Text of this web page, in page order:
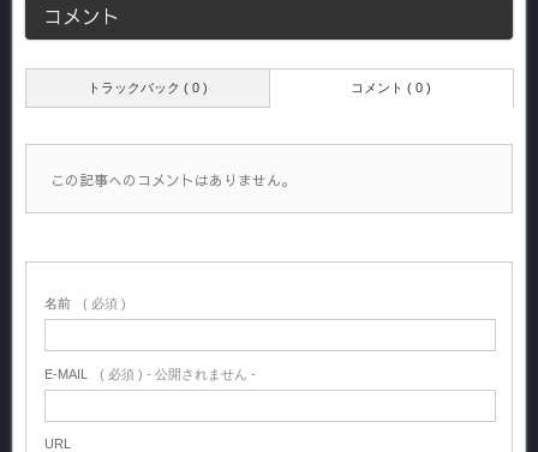
コメント
トラックバック ( 0 ) コメント ( 0 )
この記事へのコメントはありません。
名前 ( 必須 )
E-MAIL ( 必須 ) - 公開されません -
URL